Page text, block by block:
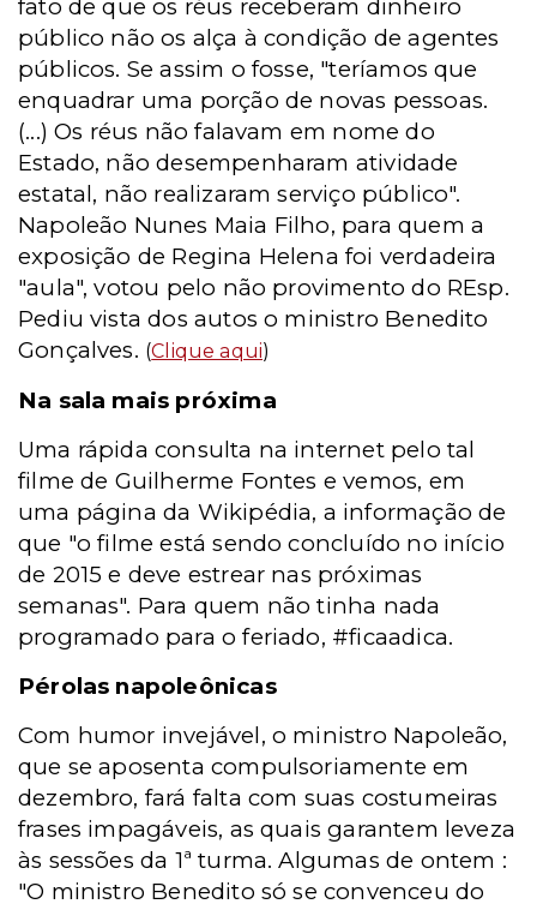
fato de que os réus receberam dinheiro
público não os alça à condição de agentes
públicos. Se assim o fosse, "teríamos que
enquadrar uma porção de novas pessoas.
(...) Os réus não falavam em nome do
Estado, não desempenharam atividade
estatal, não realizaram serviço público".
Napoleão Nunes Maia Filho, para quem a
exposição de Regina Helena foi verdadeira
"aula", votou pelo não provimento do REsp.
Pediu vista dos autos o ministro Benedito
Gonçalves. (Clique aqui)
Na sala mais próxima
Uma rápida consulta na internet pelo tal
filme de Guilherme Fontes e vemos, em
uma página da Wikipédia, a informação de
que "o filme está sendo concluído no início
de 2015 e deve estrear nas próximas
semanas". Para quem não tinha nada
programado para o feriado, #ficaadica.
Pérolas napoleônicas
Com humor invejável, o ministro Napoleão,
que se aposenta compulsoriamente em
dezembro, fará falta com suas costumeiras
frases impagáveis, as quais garantem leveza
às sessões da 1ª turma. Algumas de ontem :
"O ministro Benedito só se convenceu do